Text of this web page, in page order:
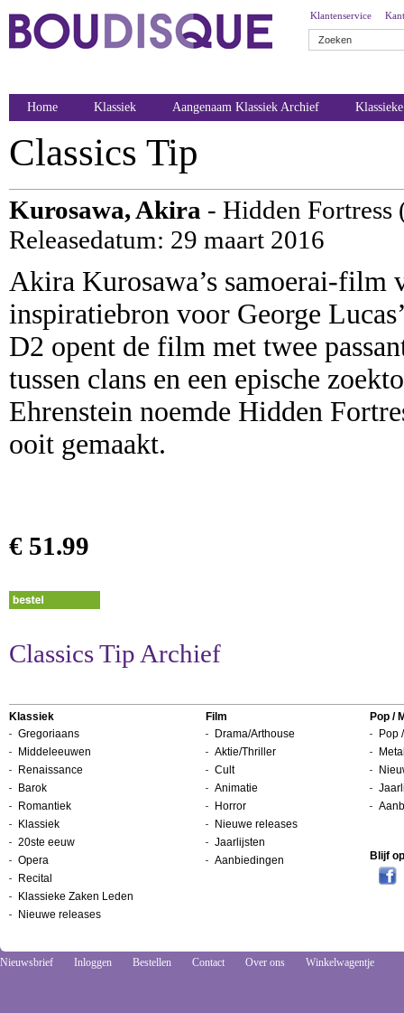
Klantenservice
Home Klassiek Aangenaam Klassiek Archief
Classics Tip
Kurosawa, Akira - Hidden
Releasedatum: 29 maart 2016
Akira Kurosawa’s samoerai-film
inspiratiebron voor George
D2 opent de film met twee
tussen clans en een epische
Ehrenstein noemde Hidden
ooit gemaakt.
€ 51.99
Classics Tip Archief
Klassiek
Gregoriaans
Middeleeuwen
Renaissance
Barok
Romantiek
Klassiek
20ste eeuw
Opera
Recital
Klassieke Zaken Leden
Nieuwe releases
Film
Drama/Arthouse
Aktie/Thriller
Cult
Animatie
Horror
Nieuwe releases
Jaarlijsten
Aanbiedingen
Pop /
Pop
Blijf
Nieuwsbrief Inloggen Bestellen Contact Over ons Winkelwagentje